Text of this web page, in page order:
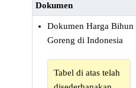
Dokumen
Dokumen Harga Bihun
Goreng di Indonesia
Tabel di atas telah